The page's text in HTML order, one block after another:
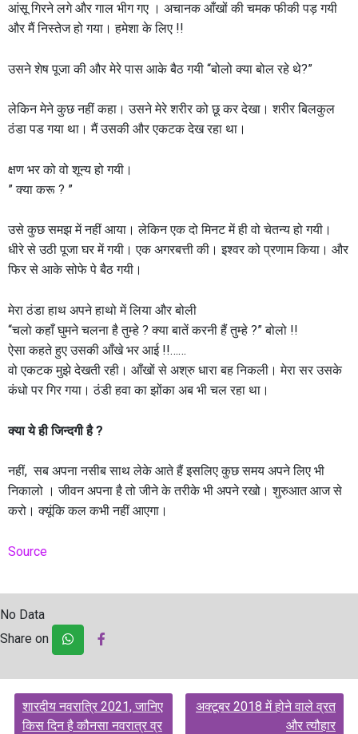
आंसू गिरने लगे और गाल भीग गए । अचानक आँखों की चमक फीकी पड़ गयी
और मैं निस्तेज हो गया। हमेशा के लिए !!
उसने शेष पूजा की और मेरे पास आके बैठ गयी “बोलो क्या बोल रहे थे?”
लेकिन मेने कुछ नहीं कहा। उसने मेरे शरीर को छू कर देखा। शरीर बिलकुल
ठंडा पड गया था। मैं उसकी और एकटक देख रहा था।
क्षण भर को वो शून्य हो गयी।
” क्या करू ? ”
उसे कुछ समझ में नहीं आया। लेकिन एक दो मिनट में ही वो चेतन्य हो गयी।
धीरे से उठी पूजा घर में गयी। एक अगरबत्ती की। इश्वर को प्रणाम किया। और
फिर से आके सोफे पे बैठ गयी।
मेरा ठंडा हाथ अपने हाथो में लिया और बोली
“चलो कहाँ घुमने चलना है तुम्हे ? क्या बातें करनी हैं तुम्हे ?” बोलो !!
ऐसा कहते हुए उसकी आँखे भर आई !!……
वो एकटक मुझे देखती रही। आँखों से अश्रु धारा बह निकली। मेरा सर उसके
कंधो पर गिर गया। ठंडी हवा का झोंका अब भी चल रहा था।
क्या ये ही जिन्दगी है ?
नहीं, सब अपना नसीब साथ लेके आते हैं इसलिए कुछ समय अपने लिए भी
निकालो । जीवन अपना है तो जीने के तरीके भी अपने रखो। शुरुआत आज से
करो। क्यूंकि कल कभी नहीं आएगा।
Source
No Data
Share on
Post
navigation
शारदीय नवरात्रि 2021, जानिए
किस दिन है कौनसा नवरात्र व्र
अक्टूबर 2018 में होने वाले व्रत
और त्यौहार